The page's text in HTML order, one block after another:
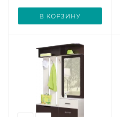
В КОРЗИНУ